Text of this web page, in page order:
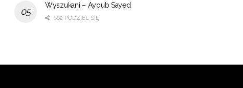
Wyszukani – Ayoub Sayed
662 PODZIEL SIĘ